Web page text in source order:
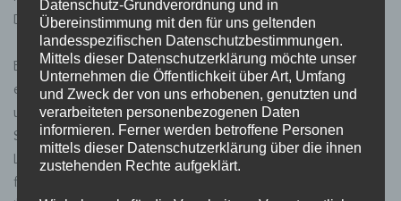
Dieses Jahr wird es gut werden.
Eines Abends im Februar gingen wir in den Club. Eigentlich sollte
eine Freundin mitkommen, die aber dann doch nach Hause ist,
um Liam und mir Zweisamkeit zu lassen. Wir tanzten uns die
Seele aus dem Leib und feierten unser Leben. Bis plötzlich…
Leon war auch im Club. Mit zwei Mädels. „Das ist nicht gut“,
flüsterte ich Liam zu. Leon wusste, dass ich hier war, weil ich es
Datenschutz-Grundverordnung und in
Übereinstimmung mit den für uns geltenden
landesspezifischen Datenschutzbestimmungen.
Mittels dieser Datenschutzerklärung möchte unser
Unternehmen die Öffentlichkeit über Art, Umfang
und Zweck der von uns erhobenen, genutzten und
verarbeiteten personenbezogenen Daten
informieren. Ferner werden betroffene Personen
mittels dieser Datenschutzerklärung über die ihnen
zustehenden Rechte aufgeklärt.